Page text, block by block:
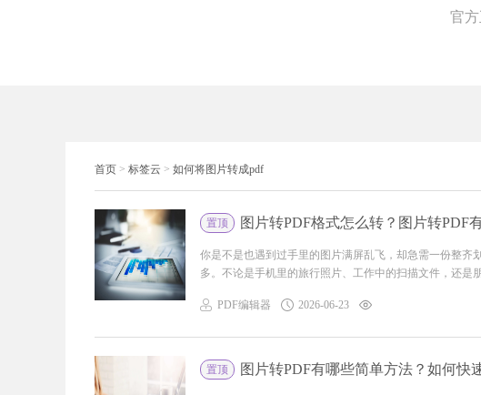
官
首页 > 标签云 > 如何将图片转成pdf
置顶 图片转PDF格式怎么转？图片转PDF
你是不是也遇到过手里的图片满屏乱飞，却急需一份整齐
多。不论是手机里的旅行照片、工作中的扫描文件，还是
PDF编辑器 2026-06-23
置顶 图片转PDF有哪些简单方法？如何快